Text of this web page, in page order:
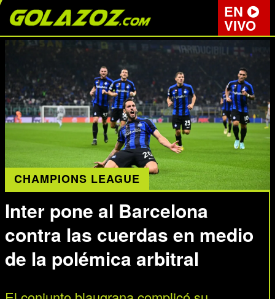
EN
VIVO
CHAMPIONS LEAGUE
Inter pone al Barcelona
contra las cuerdas en medio
de la polémica arbitral